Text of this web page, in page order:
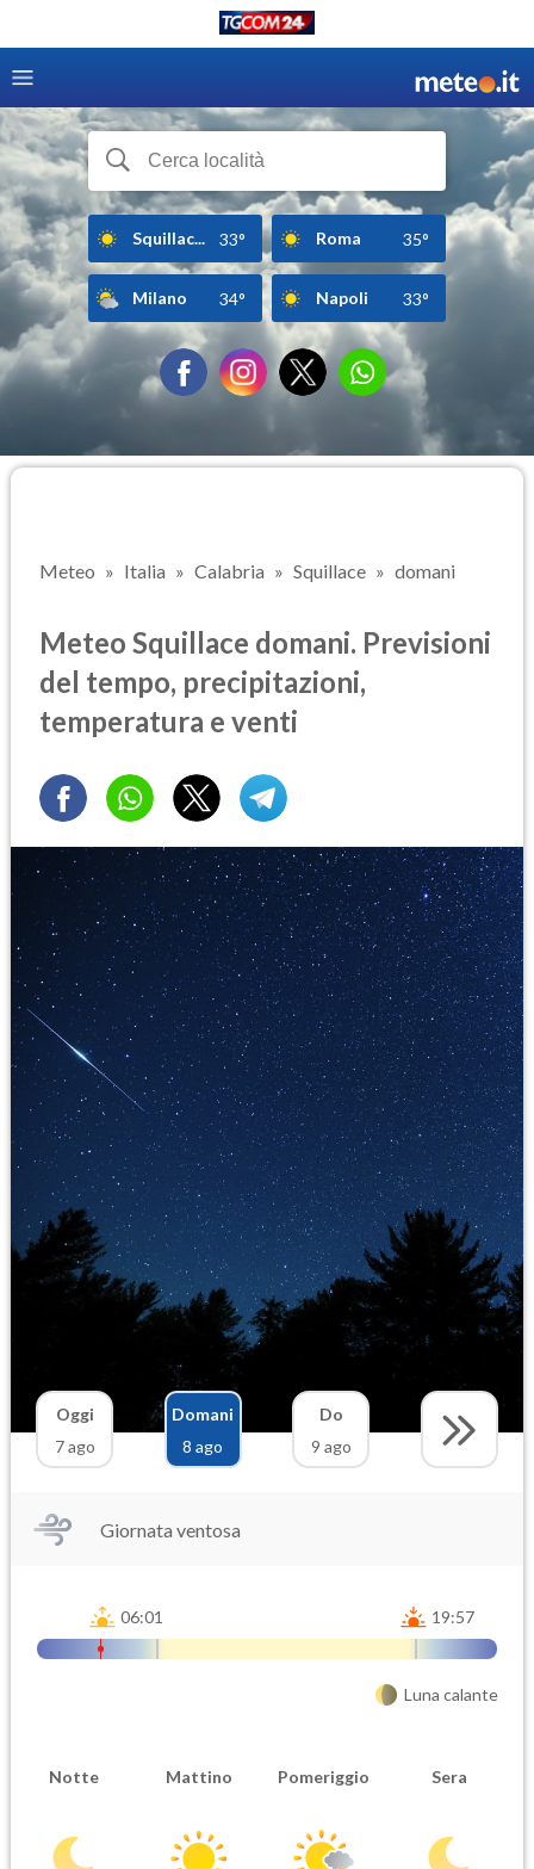
Squillac... 33° Roma 35°
Milano 34° Napoli 33°
Meteo Italia Calabria Squillace domani
Meteo Squillace domani. Previsioni
del tempo, precipitazioni,
temperatura e venti
Oggi
7 ago
Domani
8 ago
Do
9 ago
Giornata ventosa
06:01 19:57
Luna calante
Notte Mattino Pomeriggio Sera